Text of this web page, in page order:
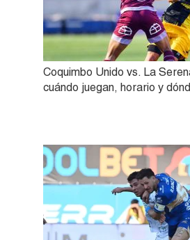
Coquimbo Unido vs. La
cuándo juegan, horario y